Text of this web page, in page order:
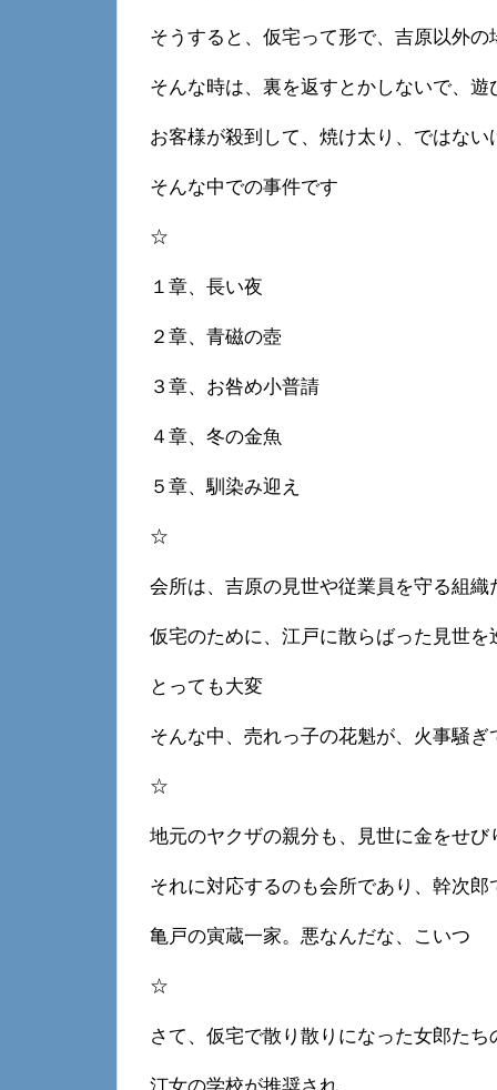
そうすると、仮宅って形で、吉原以外の
そんな時は、裏を返すとかしないで、
お客様が殺到して、焼け太り、ではな
そんな中での事件です
☆
１章、長い夜
２章、青磁の壺
３章、お咎め小普請
４章、冬の金魚
５章、馴染み迎え
☆
会所は、吉原の見世や従業員を守る組織
仮宅のために、江戸に散らばった見世を
とっても大変
そんな中、売れっ子の花魁が、火事騒
☆
地元のヤクザの親分も、見世に金をせび
それに対応するのも会所であり、幹次郎
亀戸の寅蔵一家。悪なんだな、こいつ
☆
さて、仮宅で散り散りになった女郎た